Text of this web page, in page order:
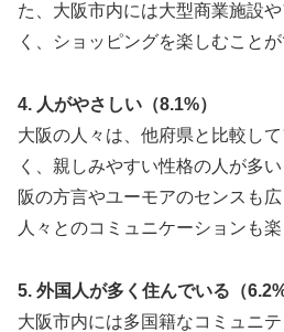
た、大阪市内には大型商業施設
く、ショッピングを楽しむことが
4. 人がやさしい（8.1%）
大阪の人々は、他府県と比較し
く、親しみやすい性格の人が多
阪の方言やユーモアのセンスも
人々とのコミュニケーションも楽
5. 外国人が多く住んでいる（6.2%
大阪市内には多国籍なコミュニ